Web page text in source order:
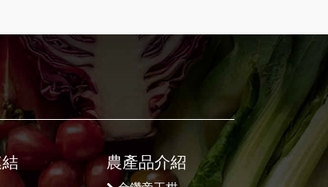
農產品介紹